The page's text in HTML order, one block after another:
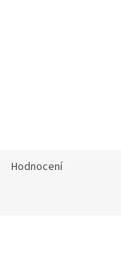
Hodnocení